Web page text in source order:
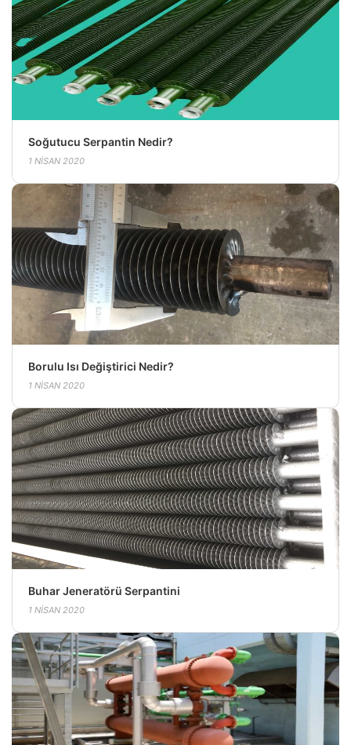
Soğutucu Serpantin Nedir?
1 NISAN 2020
Borulu Isı Değiştirici Nedir?
1 NISAN 2020
Buhar Jeneratörü Serpantini
1 NISAN 2020